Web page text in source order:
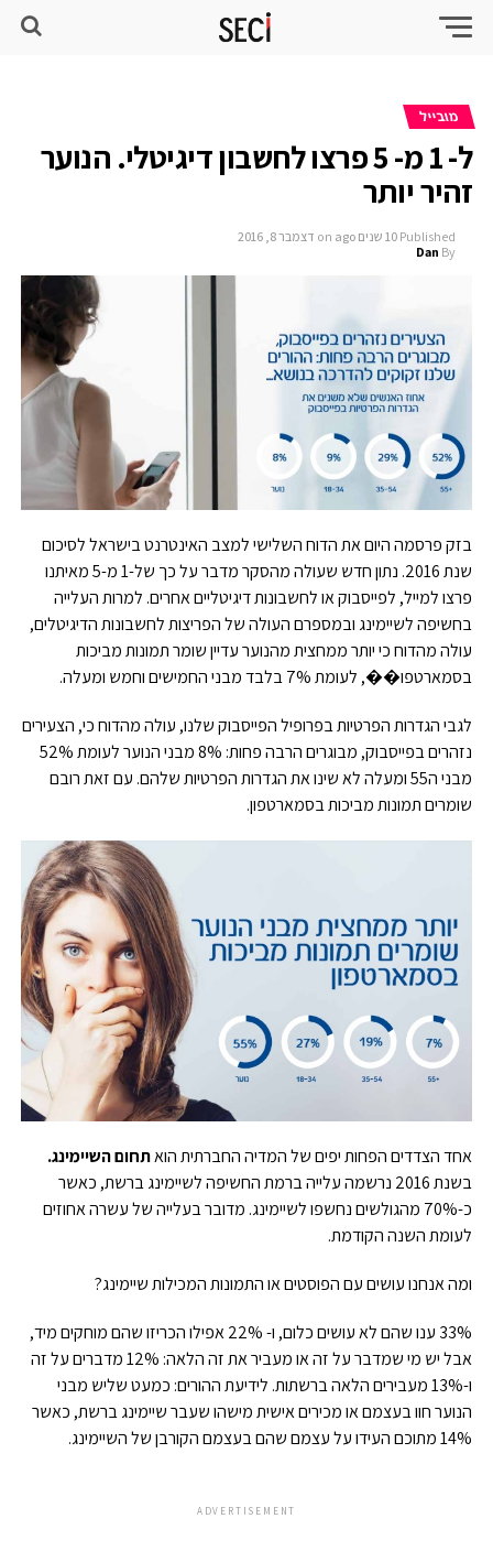
מובייל
ל- 1 מ- 5 פרצו לחשבון דיגיטלי. הנוער
זהיר יותר
Published 10 שנים ago on דצמבר 8, 2016
By
Dan
בזק פרסמה היום את הדוח השלישי למצב האינטרנט בישראל לסיכום
שנת 2016. נתון חדש שעולה מהסקר מדבר על כך של-1 מ-5 מאיתנו
פרצו למייל, לפייסבוק או לחשבונות דיגיטליים אחרים. למרות העלייה
בחשיפה לשיימינג ובמספרם העולה של הפריצות לחשבונות הדיגיטלים,
עולה מהדוח כי יותר ממחצית מהנוער עדיין שומר תמונות מביכות
בסמארטפו��, לעומת 7% בלבד מבני החמישים וחמש ומעלה.
לגבי הגדרות הפרטיות בפרופיל הפייסבוק שלנו, עולה מהדוח כי, הצעירים
נזהרים בפייסבוק, מבוגרים הרבה פחות: 8% מבני הנוער לעומת 52%
מבני ה55 ומעלה לא שינו את הגדרות הפרטיות שלהם. עם זאת רובם
שומרים תמונות מביכות בסמארטפון.
אחד הצדדים הפחות יפים של המדיה החברתית הואתחום השיימינג.
בשנת 2016 נרשמה עלייה ברמת החשיפה לשיימינג ברשת, כאשר
כ-70% מהגולשים נחשפו לשיימינג. מדובר בעלייה של עשרה אחוזים
לעומת השנה הקודמת.
ומה אנחנו עושים עם הפוסטים או התמונות המכילות שיימינג?
33% ענו שהם לא עושים כלום, ו- 22% אפילו הכריזו שהם מוחקים מיד,
אבל יש מי שמדבר על זה או מעביר את זה הלאה: 12% מדברים על זה
ו-13% מעבירים הלאה ברשתות. לידיעת ההורים: כמעט שליש מבני
הנוער חוו בעצמם או מכירים אישית מישהו שעבר שיימינג ברשת, כאשר
14% מתוכם העידו על עצמם שהם בעצמם הקורבן של השיימינג.
ADVERTISEMENT